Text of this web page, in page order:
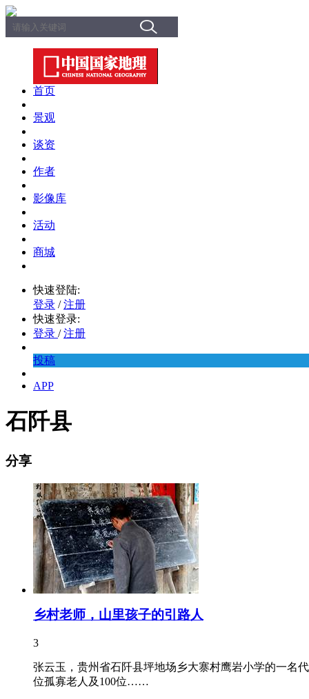
首页
景观
谈资
作者
影像库
活动
商城
快速登陆:
登录 / 注册
快速登录:
登录 / 注册
投稿
APP
石阡县
分享
乡村老师，山里孩子的引路人
3
张云玉，贵州省石阡县坪地场乡大寨村鹰岩小学的一名
位孤寡老人及100位……